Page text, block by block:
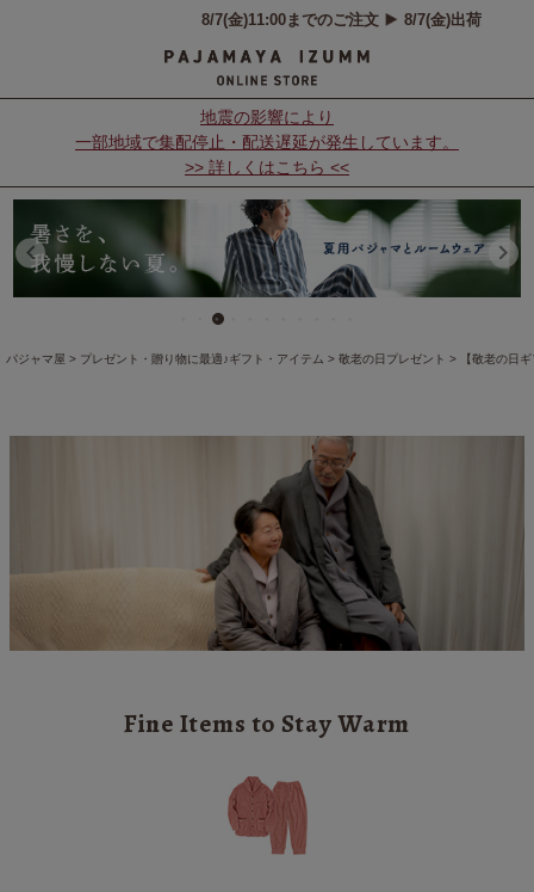
地震の影響により
一部地域で集配停止・配送遅延が発生しています。
>> 詳しくはこちら <<
パジャマ屋 プレゼント・贈り物に最適♪ギフト・アイテム 敬老の日プレゼント 【敬老の日
Fine Items to Stay Warm